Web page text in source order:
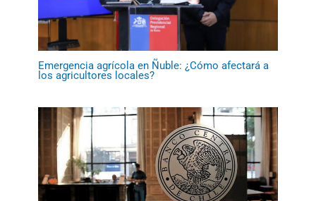
Emergencia agrícola en Ñuble: ¿Cómo afectará a
los agricultores locales?